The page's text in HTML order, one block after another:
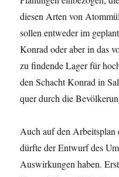
diesen Arten von
sollen entweder im
Konrad oder aber in das
zu findende Lager für
den Schacht Konrad in
quer durch die
Auch auf den Arbeitsplan
dürfte der Entwurf des
Auswirkungen haben.